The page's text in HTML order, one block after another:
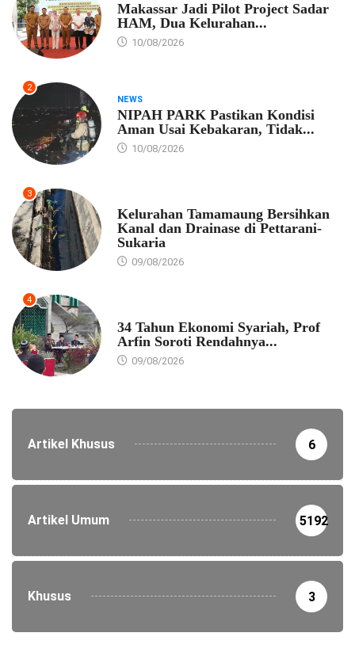
Makassar Jadi Pilot Project Sadar
HAM, Dua Kelurahan...
10/08/2026
2
NEWS
NIPAH PARK Pastikan Kondisi
Aman Usai Kebakaran, Tidak...
10/08/2026
3
Kelurahan Tamamaung Bersihkan
Kanal dan Drainase di Pettarani-
Sukaria
09/08/2026
4
34 Tahun Ekonomi Syariah, Prof
Arfin Soroti Rendahnya...
09/08/2026
Artikel Khusus 6
Artikel Umum 5192
Khusus 3